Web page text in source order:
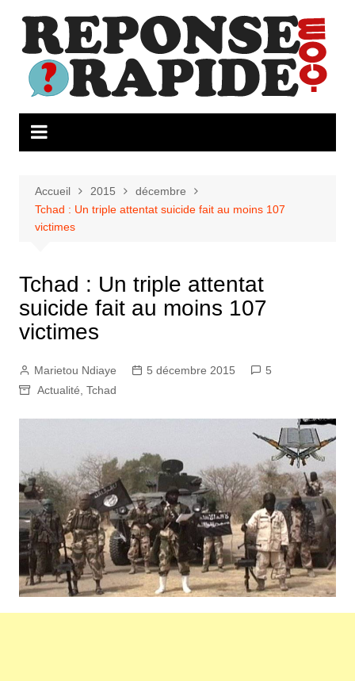
contenu
Accueil 2015
décembre
Tchad : Un triple attentat suicide fait au moins 107
victimes
Tchad : Un triple attentat
suicide fait au moins 107
victimes
Marietou Ndiaye 5 décembre 2015
5
Actualité Tchad